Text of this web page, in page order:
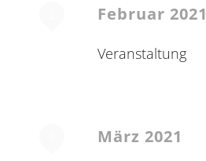
Februar 2021
Veranstaltung
März 2021